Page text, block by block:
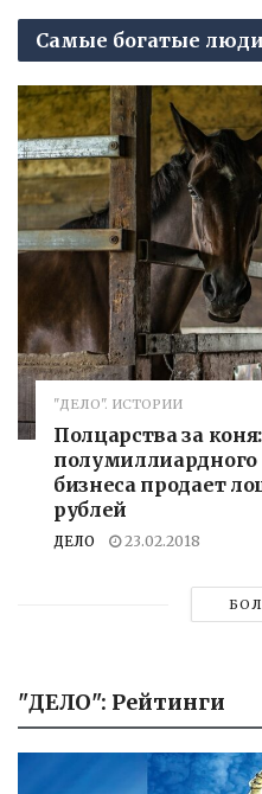
Самые богатые
"ДЕЛО". ИСТОРИИ
Полцарства за
полумиллиардного
бизнеса продает
рублей
ДЕЛО 23.02.2018
"ДЕЛО": Рейтинги